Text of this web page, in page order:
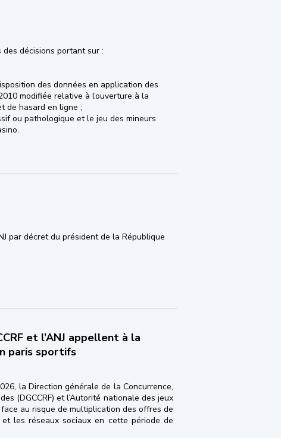
décisions portant sur :
des données en application des
modifiée relative à l’ouverture à la
de hasard en ligne ;
ou pathologique et le jeu des mineurs
par décret du président de la République
et l’ANJ appellent à la
paris sportifs
la Direction générale de la Concurrence,
(DGCCRF) et l’Autorité nationale des jeux
au risque de multiplication des offres de
les réseaux sociaux en cette période de